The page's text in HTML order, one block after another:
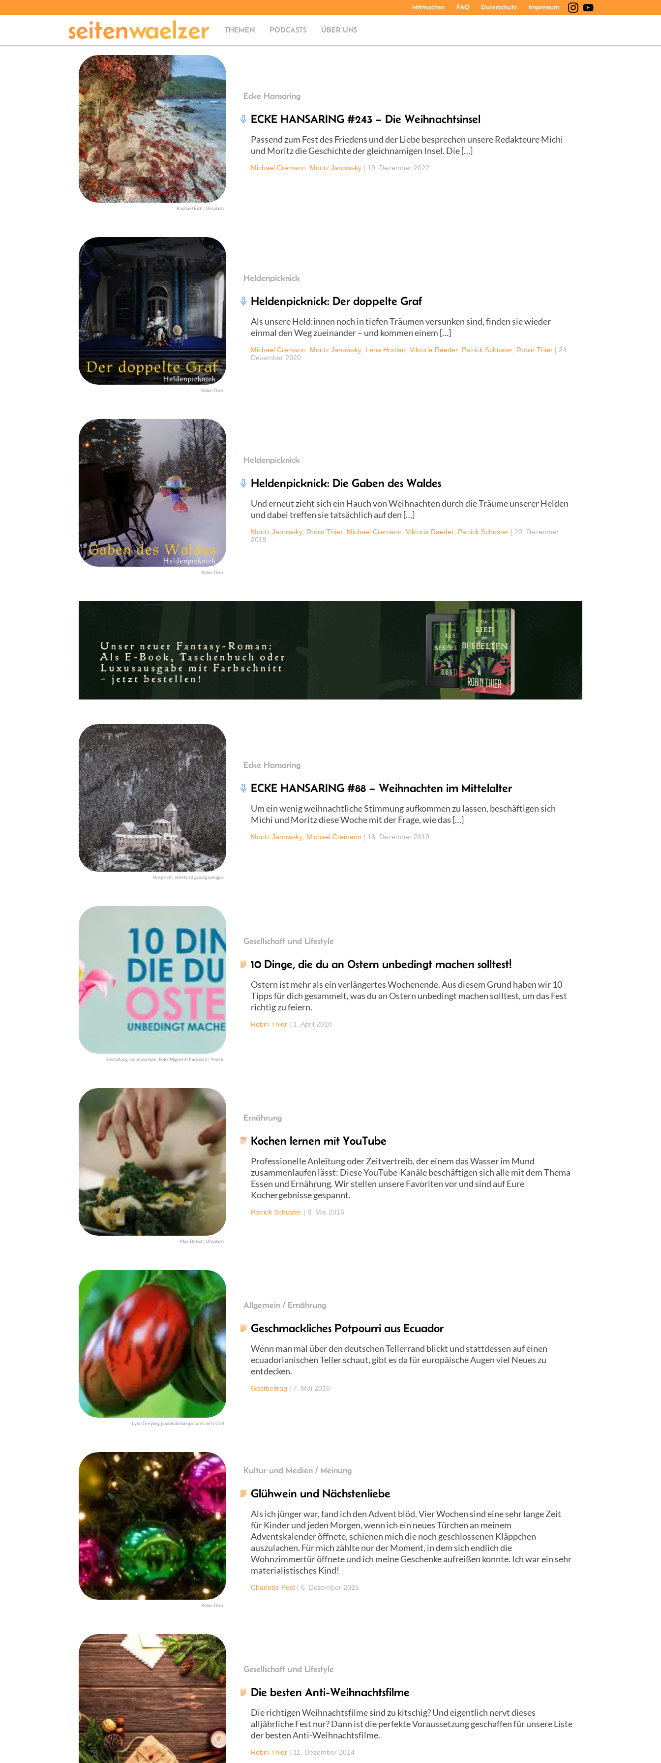
Mitmachen FAQ Datenschutz Impressum
THEMEN PODCASTS ÜBER UNS
Raphael Bick | Unsplash
Ecke Hansaring
ECKE HANSARING #243 – Die Weihnachtsinsel
Passend zum Fest des Friedens und der Liebe besprechen unsere Redakteure Michi
und Moritz die Geschichte der gleichnamigen Insel. Die […]
Michael Cremann Moritz Janowsky | 19. Dezember 2022
Robin Thier
Heldenpicknick
Heldenpicknick: Der doppelte Graf
Als unsere Held:innen noch in tiefen Träumen versunken sind, finden sie wieder
einmal den Weg zueinander – und kommen einem […]
Michael Cremann Moritz Janowsky Lena Hortian Viktoria Raeder Patrick Schuster Robin Thier | 24.
Dezember 2020
Robin Thier
Heldenpicknick
Heldenpicknick: Die Gaben des Waldes
Und erneut zieht sich ein Hauch von Weihnachten durch die Träume unserer Helden
und dabei treffen sie tatsächlich auf den […]
Moritz Janowsky Robin Thier Michael Cremann Viktoria Raeder Patrick Schuster | 20. Dezember
2019
Unsplash | eberhard grossgasteiger
Ecke Hansaring
ECKE HANSARING #88 – Weihnachten im Mittelalter
Um ein wenig weihnachtliche Stimmung aufkommen zu lassen, beschäftigen sich
Michi und Moritz diese Woche mit der Frage, wie das […]
Moritz Janowsky Michael Cremann | 16. Dezember 2019
Gestaltung: seitenwaelzer, Foto: Miguel Á. Padriñán | Pexels
Gesellschaft und Lifestyle
10 Dinge, die du an Ostern unbedingt machen solltest!
Ostern ist mehr als ein verlängertes Wochenende. Aus diesem Grund haben wir 10
Tipps für dich gesammelt, was du an Ostern unbedingt machen solltest, um das Fest
richtig zu feiern.
Robin Thier | 1. April 2018
Max Delsid | Unsplash
Ernährung
Kochen lernen mit YouTube
Professionelle Anleitung oder Zeitvertreib, der einem das Wasser im Mund
zusammenlaufen lässt: Diese YouTube-Kanäle beschäftigen sich alle mit dem Thema
Essen und Ernährung. Wir stellen unsere Favoriten vor und sind auf Eure
Kochergebnisse gespannt.
Patrick Schuster | 8. Mai 2016
Lynn Greyling | publicdomainpictures.net | CC0
Allgemein / Ernährung
Geschmackliches Potpourri aus Ecuador
Wenn man mal über den deutschen Tellerrand blickt und stattdessen auf einen
ecuadorianischen Teller schaut, gibt es da für europäische Augen viel Neues zu
entdecken.
Gastbeitrag | 7. Mai 2016
Robin Thier
Kultur und Medien / Meinung
Glühwein und Nächstenliebe
Als ich jünger war, fand ich den Advent blöd. Vier Wochen sind eine sehr lange Zeit
für Kinder und jeden Morgen, wenn ich ein neues Türchen an meinem
Adventskalender öffnete, schienen mich die noch geschlossenen Kläppchen
auszulachen. Für mich zählte nur der Moment, in dem sich endlich die
Wohnzimmertür öffnete und ich meine Geschenke aufreißen konnte. Ich war ein sehr
materialistisches Kind!
Charlotte Post | 6. Dezember 2015
Gesellschaft und Lifestyle
Die besten Anti-Weihnachtsfilme
Die richtigen Weihnachtsfilme sind zu kitschig? Und eigentlich nervt dieses
alljährliche Fest nur? Dann ist die perfekte Voraussetzung geschaffen für unsere Liste
der besten Anti-Weihnachtsfilme.
Robin Thier | 11. Dezember 2014